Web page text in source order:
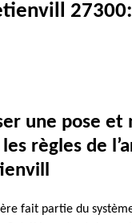
une pose
règles de
fait partie du